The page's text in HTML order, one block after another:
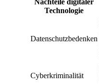
Nachteile digitaler
Technologie
Datenschutzbedenken
Cyberkriminalität